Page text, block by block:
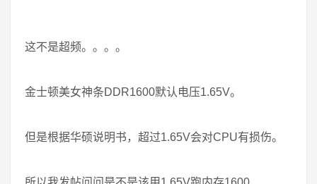
这不是超频。。。。
金士顿美女神条DDR1600默认电压1.65V。
但是根据华硕说明书，超过1.65V会对CPU有损伤。